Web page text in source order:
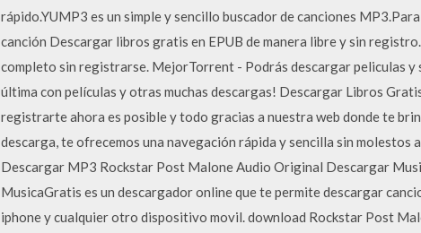
rápido.YUMP3 es un simple y sencillo buscador de canciones
canción Descargar libros gratis en EPUB de manera libre y sin
completo sin registrarse. MejorTorrent - Podrás descargar peliculas
última con películas y otras muchas descargas! Descargar Libros
registrarte ahora es posible y todo gracias a nuestra web donde te
descarga, te ofrecemos una navegación rápida y sencilla sin molestos
Descargar MP3 Rockstar Post Malone Audio Original Descargar
MusicaGratis es un descargador online que te permite descargar
iphone y cualquier otro dispositivo movil. download Rockstar Post